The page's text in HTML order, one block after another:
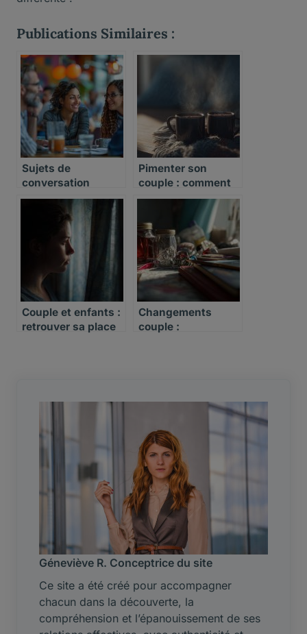
Publications Similaires :
Sujets de
conversation
Pimenter son
couple : comment
sortir de la routine
Couple et enfants :
retrouver sa place
Changements
couple :
Géneviève R. Conceptrice du site
Ce site a été créé pour accompagner
chacun dans la découverte, la
compréhension et l’épanouissement de ses